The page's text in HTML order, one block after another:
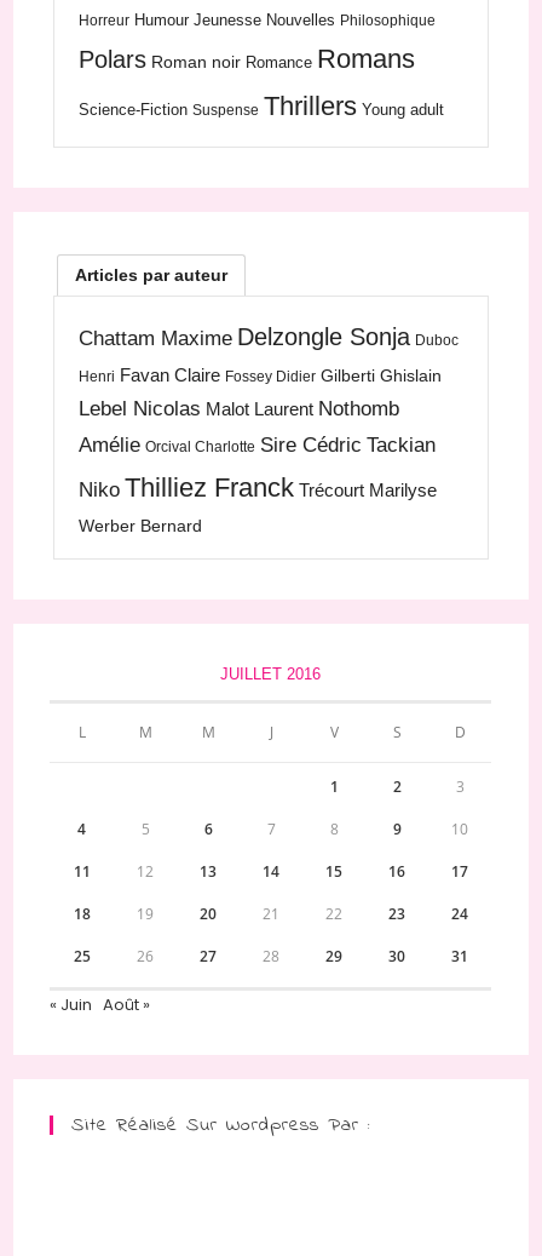
Horreur Humour Jeunesse Nouvelles Philosophique
Polars Roman noir Romance Romans
Science-Fiction Suspense Thrillers Young adult
Articles par auteur
Chattam Maxime Delzongle Sonja Duboc
Henri Favan Claire Fossey Didier Gilberti Ghislain
Lebel Nicolas Malot Laurent Nothomb
Amélie Orcival Charlotte Sire Cédric Tackian
Niko Thilliez Franck Trécourt Marilyse
Werber Bernard
JUILLET 2016
L M M J V S D
1 2 3
4 5 6 7 8 9 10
11 12 13 14 15 16 17
18 19 20 21 22 23 24
25 26 27 28 29 30 31
« Juin Août »
Site Réalisé Sur Wordpress Par :